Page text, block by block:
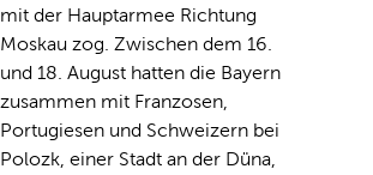
mit der Hauptarmee Richtung
Moskau zog. Zwischen dem 16.
und 18. August hatten die Bayern
zusammen mit Franzosen,
Portugiesen und Schweizern bei
Polozk, einer Stadt an der Düna,